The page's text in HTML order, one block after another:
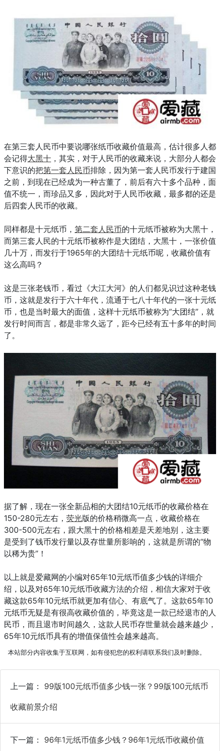
在第三套人民币中要说哪张纸币收藏价值最高，估计很多人都
会记得大黑十 ，其实，对于人民币的收藏来说，大部分人都会
下意识的把第一套人民币排除，因为第一套人民币发行于建国
之前，到现在已经成为一种古董了，前后有六十多个品种，面
值不统一，而珍品又多，因此对于人民币收藏，最多都的还是
后四套人民币的收藏。
同样都是十元纸币， 第二套人民币的十元纸币被称为大黑十，
而第三套人民的十元纸币被称作是大团结，大黑十，一张价值
几十万，而发行于1965年的大团结十元纸币呢，收藏价值有
这么高吗？
这是三张老钱币，看过《大江大河》的人们都见识过这种老钱
币，这就是发行于六十年代，流通于七八十年代的一张十元纸
币，也是当时最大的面值，这样十元纸币被称为“大团结”，就
发行时间而言，都是非常久远了，距今已经有五十多年的时间
了。
据了解，现在一张全新品相的大团结10元纸币的收藏价格在
150-280元左右， 荧光版的价格稍微高一点，收藏价格在
300-500元左右，跟大黑十的价格相差是天差地别，这主要
是受到了钱币发行量以及存世量所影响的，这就是所谓的“物
以稀为贵”！
以上就是爱藏网的小编对65年10元纸币值多少钱的详细介
绍，以及对65年10元纸币收藏方法的介绍，相信大家对于收
藏这款65年10元纸币就更加有信心、有底气了。这款65年10
元纸币无疑是有很高收藏价值的，毕竟这是一款已经退市的人
民币，而且退市时间越久，这款人民币存世量就会越来越少，
65年10元纸币具有的增值保值性会越来越高。
本站部分内容收集于互联网，如有侵犯您的权利请联系我们及时删除。
上一篇： 99版100元纸币值多少钱一张？99版100元纸币
收藏前景介绍
下一篇： 96年1元纸币值多少钱？96年1元纸币收藏价值